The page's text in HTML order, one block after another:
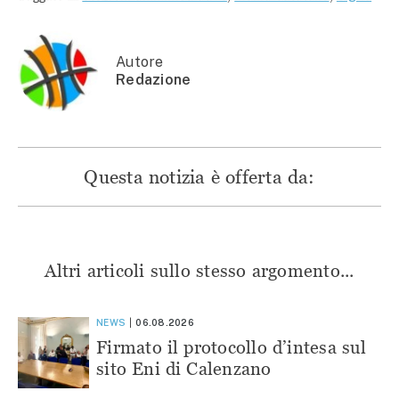
finestra)
Autore
Redazione
Questa notizia è offerta da:
Altri articoli sullo stesso argomento...
NEWS 06.08.2026
Firmato il protocollo d’intesa sul
sito Eni di Calenzano